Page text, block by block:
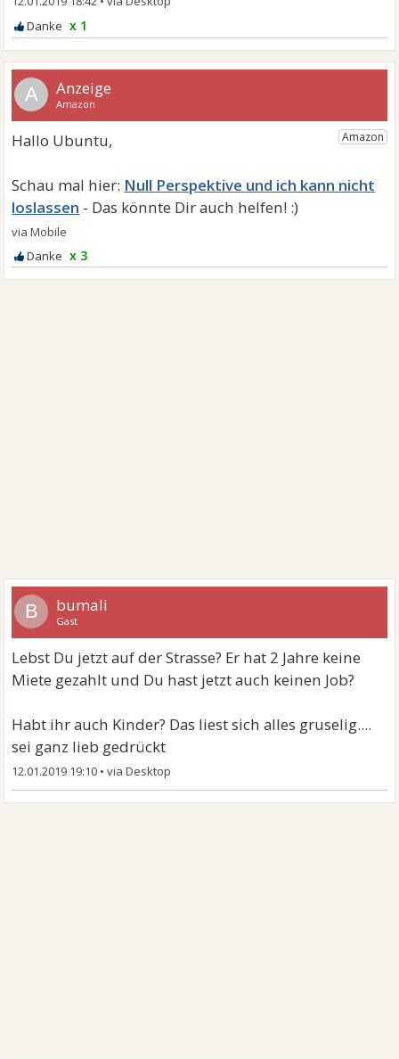
x 1
A
Null Perspektive und ich kann nicht
loslassen
x 3
B bumali
Gast
Lebst Du jetzt auf der Strasse? Er hat 2 Jahre keine
Miete gezahlt und Du hast jetzt auch keinen Job?
Habt ihr auch Kinder? Das liest sich alles gruselig....
sei ganz lieb gedrückt
12.01.2019 19:10 •